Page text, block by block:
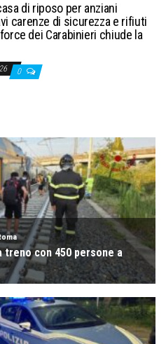
di riposo per anziani
carenze di sicurezza e rifiuti
dei Carabinieri chiude la
0